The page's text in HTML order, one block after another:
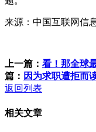
来源：中国互联网信
上一篇： 看！那全球
篇： 因为求职遭拒而
返回列表
相关文章